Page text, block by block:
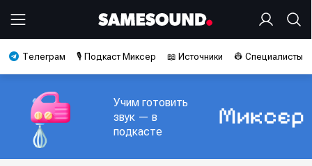
Телеграм 🎙️ Подкаст Миксер 📖 Источники 👷 Специалисты
Учим готовить
звук — в
подкасте